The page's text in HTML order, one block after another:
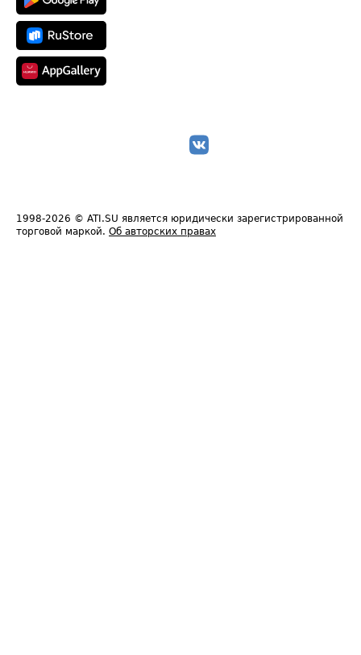
1998-2026 © ATI.SU является юридически зарегистрированной
торговой маркой. Об авторских правах